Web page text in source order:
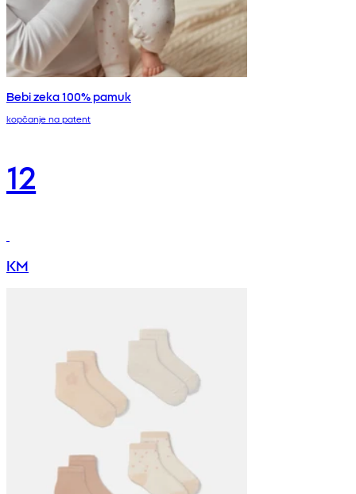
Bebi zeka 100% pamuk
kopčanje na patent
12
KM